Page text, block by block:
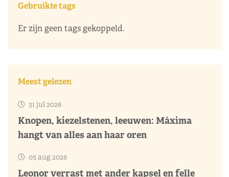
Gebruikte tags
Er zijn geen tags gekoppeld.
Meest gelezen
31 jul 2026
Knopen, kiezelstenen, leeuwen: Máxima
hangt van alles aan haar oren
05 aug 2026
Leonor verrast met ander kapsel en felle